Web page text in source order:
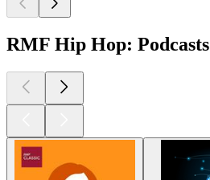
RMF Hip Hop: